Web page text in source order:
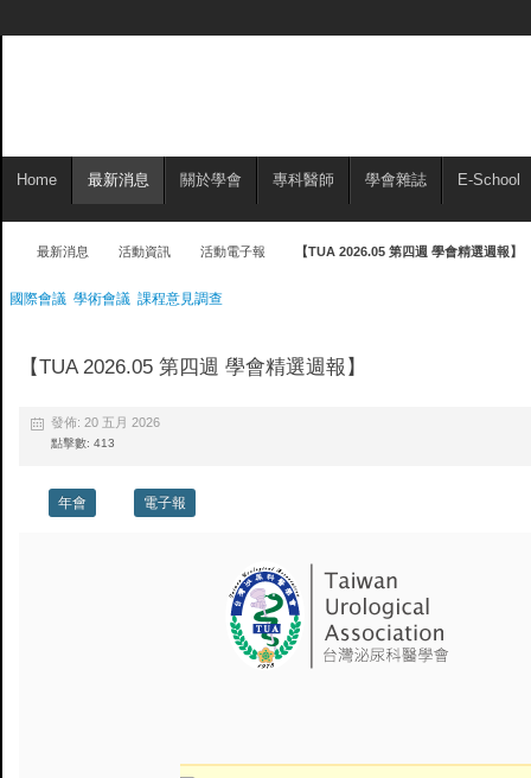
Home 最新消息 關於學會 專科醫師 學會雜誌 E-School
最新消息 活動資訊 活動電子報 【TUA 2026.05 第四週 學會精選週報】
國際會議 學術會議 課程意見調查
【TUA 2026.05 第四週 學會精選週報】
發佈: 20 五月 2026
點擊數: 413
年會 電子報